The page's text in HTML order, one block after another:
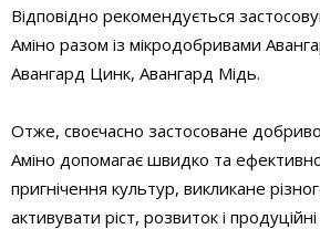
Відповідно рекомендується
Аміно разом із мікродобривами
Авангард Цинк, Авангард Мідь.
Отже, своєчасно застосоване
Аміно допомагає швидко та
пригнічення культур, викликане
активувати ріст, розвиток і